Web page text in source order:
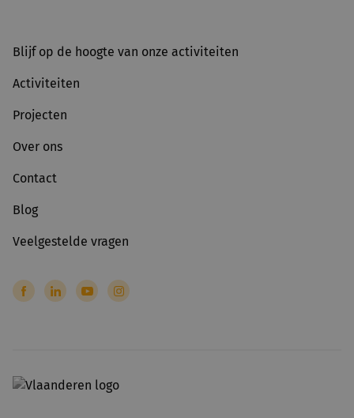
Blijf op de hoogte van onze activiteiten
Activiteiten
Projecten
Over ons
Contact
Blog
Veelgestelde vragen